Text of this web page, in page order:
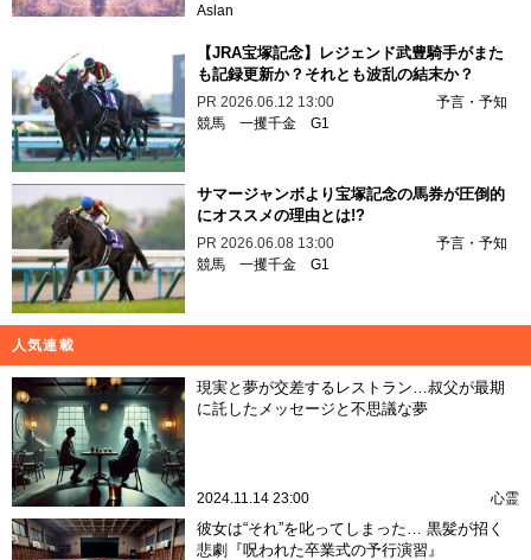
Aslan
【JRA宝塚記念】レジェンド武豊騎手がまた
も記録更新か？それとも波乱の結末か？
PR 2026.06.12 13:00
予言・予知
競馬 一攫千金 G1
サマージャンボより宝塚記念の馬券が圧倒的
にオススメの理由とは!?
PR 2026.06.08 13:00
予言・予知
競馬 一攫千金 G1
人気連載
現実と夢が交差するレストラン…叔父が最期
に託したメッセージと不思議な夢
2024.11.14 23:00 心霊
彼女は“それ”を叱ってしまった… 黒髪が招く
悲劇『呪われた卒業式の予行演習』